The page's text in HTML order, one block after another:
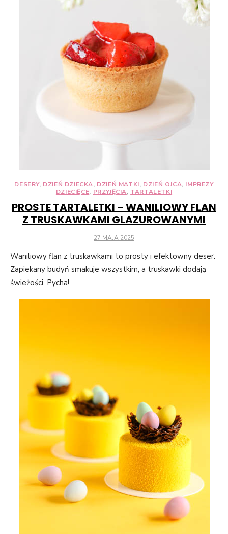
DESERY, DZIEŃ DZIECKA, DZIEŃ MATKI, DZIEŃ OJCA, IMPREZY
DZIECIĘCE, PRZYJĘCIA, TARTALETKI
PROSTE TARTALETKI – WANILIOWY FLAN
Z TRUSKAWKAMI GLAZUROWANYMI
POSTED
27 MAJA 2025
Waniliowy flan z truskawkami to prosty i efektowny deser.
Zapiekany budyń smakuje wszystkim, a truskawki dodają
świeżości. Pycha!